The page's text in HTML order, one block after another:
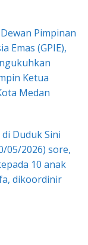
Pimpinan
Emas (GPIE),
Ketua
Medan
Duduk Sini
05/2026) sore,
10 anak
dikoordinir